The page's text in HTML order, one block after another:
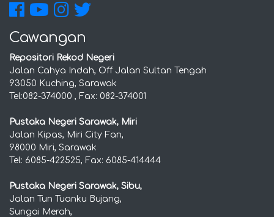
Cawangan
Repositori Rekod Negeri
Jalan Cahya Indah, Off Jalan Sultan Tengah
93050 Kuching, Sarawak
Tel:082-374000 , Fax: 082-374001
Pustaka Negeri Sarawak, Miri
Jalan Kipas, Miri City Fan,
98000 Miri, Sarawak
Tel: 6085-422525, Fax: 6085-414444
Pustaka Negeri Sarawak, Sibu,
Jalan Tun Tuanku Bujang,
Sungai Merah,